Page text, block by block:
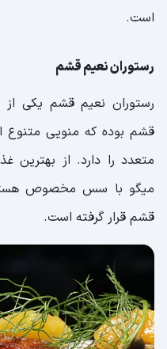
است.
رستوران نعیم قشم
رستوران نعیم قشم یکی از
قشم بوده که منویی متنوع
متعدد را دارد. از بهترین
میگو با سس مخصوص
قشم قرار گرفته است.